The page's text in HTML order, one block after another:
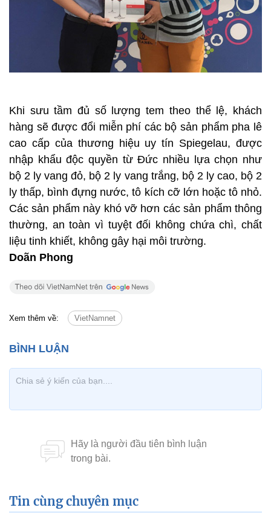
Khi sưu tầm đủ số lượng tem theo thể lệ, khách
hàng sẽ được đổi miễn phí các bộ sản phẩm pha lê
cao cấp của thương hiệu uy tín Spiegelau, được
nhập khẩu độc quyền từ Đức nhiều lựa chọn như
bộ 2 ly vang đỏ, bộ 2 ly vang trắng, bộ 2 ly cao, bộ 2
ly thấp, bình đựng nước, tô kích cỡ lớn hoặc tô nhỏ.
Các sản phẩm này khó vỡ hơn các sản phẩm thông
thường, an toàn vì tuyệt đối không chứa chì, chất
liệu tinh khiết, không gây hại môi trường.
Doãn Phong
Xem thêm về: VietNamnet
Tin cùng chuyên mục